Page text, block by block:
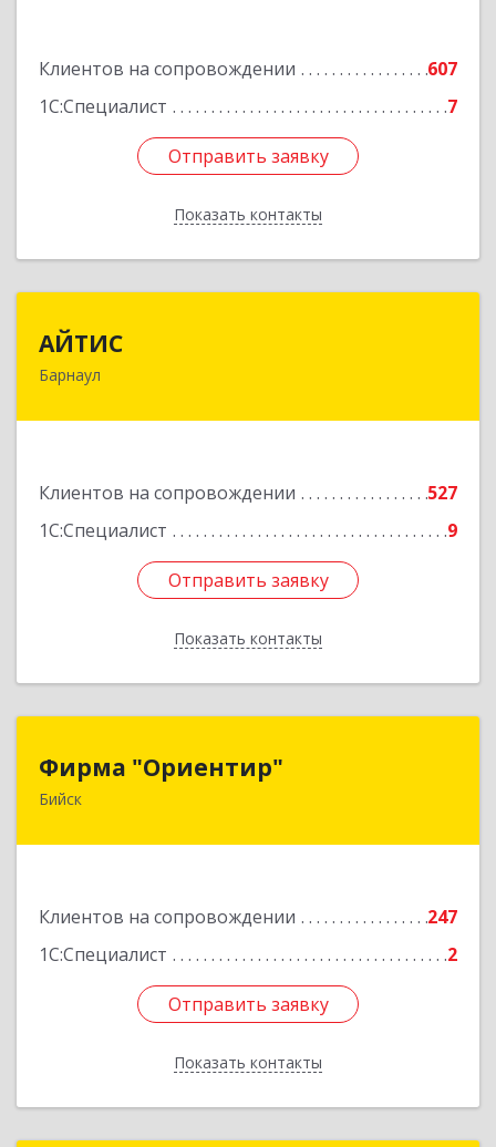
Клиентов на сопровождении
607
1С:Специалист
7
Отправить заявку
Показать контакты
Отправить заявку
Назад
АЙТИС
Барнаул
Клиентов на сопровождении
527
1С:Специалист
9
Отправить заявку
Показать контакты
656067, Алтайский край, Барнаул г, Взлетная ул,
Отправить заявку
Назад
Фирма "Ориентир"
Бийск
Клиентов на сопровождении
247
1С:Специалист
2
Отправить заявку
Показать контакты
659300, Алтайский край, Бийск г, Сергея Кирова
Отправить заявку
Назад